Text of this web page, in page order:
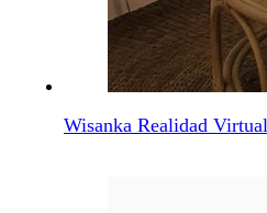
Wisanka Realidad